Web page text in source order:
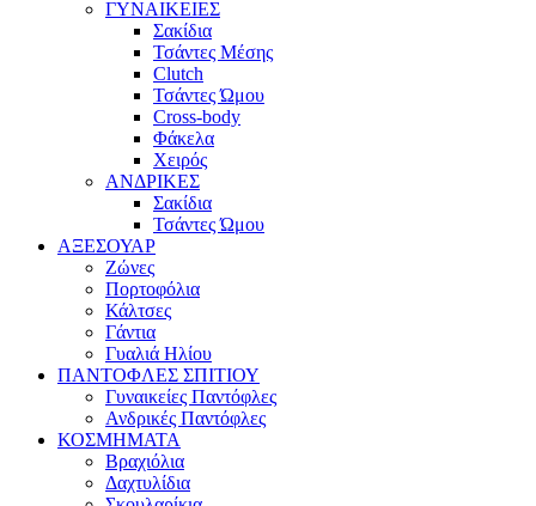
ΓΥΝΑΙΚΕΙΕΣ
Σακίδια
Τσάντες Μέσης
Clutch
Τσάντες Ώμου
Cross-body
Φάκελα
Χειρός
ΑΝΔΡΙΚΕΣ
Σακίδια
Τσάντες Ώμου
ΑΞΕΣΟΥΑΡ
Ζώνες
Πορτοφόλια
Κάλτσες
Γάντια
Γυαλιά Ηλίου
ΠΑΝΤΟΦΛΕΣ ΣΠΙΤΙΟΥ
Γυναικείες Παντόφλες
Ανδρικές Παντόφλες
ΚΟΣΜΗΜΑΤΑ
Βραχιόλια
Δαχτυλίδια